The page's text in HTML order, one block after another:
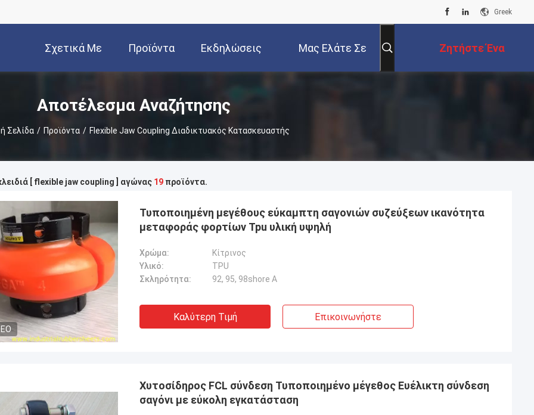
Greek
Σχετικά Με
Εμάς
Προϊόντα Εκδηλώσεις Μας Ελάτε Σε Ζητήστε Ένα
Απόσπασμα
Αποτέλεσμα Αναζήτησης
Σελίδα / Προϊόντα / Flexible Jaw Coupling Διαδικτυακός Κατασκευαστής
[ flexible jaw coupling ] αγώνας 19 προϊόντα.
Τυποποιημένη μεγέθους εύκαμπτη σαγονιών συζεύξεων ικανότητα
μεταφοράς φορτίων Tpu υλική υψηλή
Χρώμα:
Κίτρινος
Υλικό:
TPU
Σκληρότητα:
92, 95, 98shore Α
Καλύτερη Τιμή Επικοινωνήστε
Χυτοσίδηρος FCL σύνδεση Τυποποιημένο μέγεθος Ευέλικτη σύνδεση
σαγόνι με εύκολη εγκατάσταση